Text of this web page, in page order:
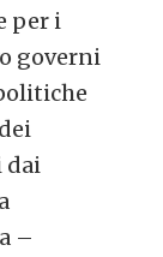
per i
governi
dai
–